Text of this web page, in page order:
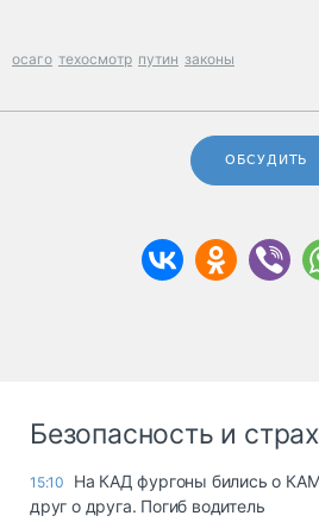
осаго техосмотр путин законы
ОБСУДИТЬ
Безопасность и
15:10
На КАД фургоны бились о
друг о друга. Погиб водитель